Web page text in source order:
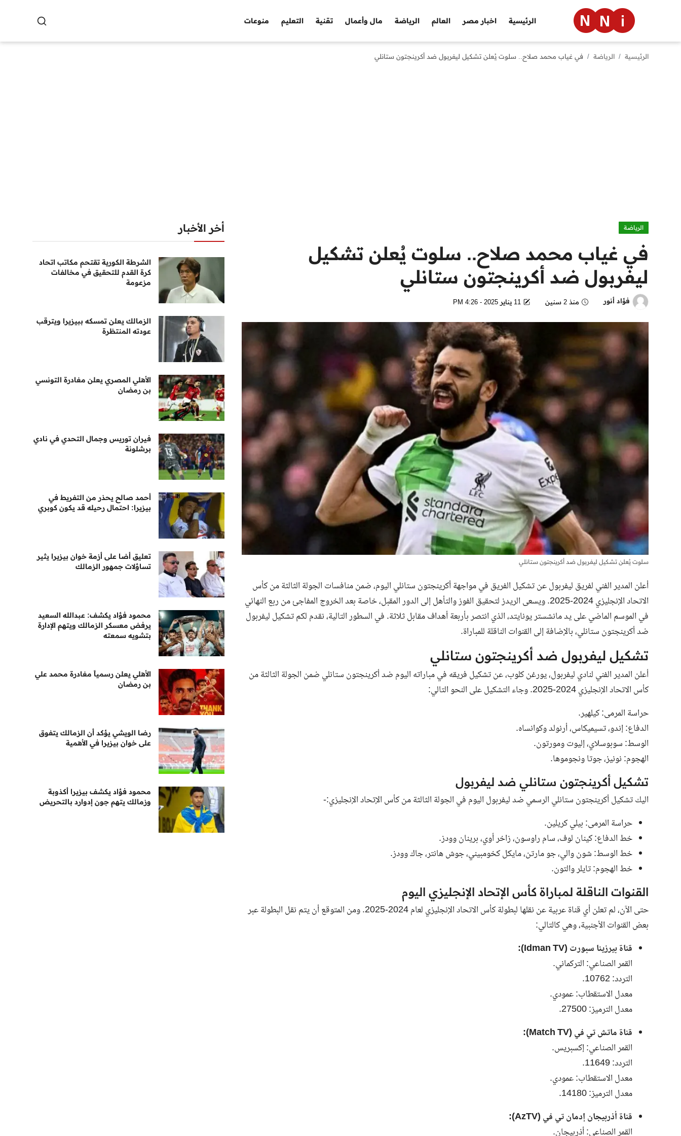
الرئيسية اخبار مصر العالم الرياضة مال وأعمال تقنية التعليم منوعات
منوعات
الرئيسية الرياضة في غياب محمد صلاح.. سلوت يُعلن تشكيل ليفربول ضد أكرينجتون ستانلي
الرياضة
في غياب محمد صلاح.. سلوت يُعلن تشكيل
ليفربول ضد أكرينجتون ستانلي
فؤاد أنور منذ 2 سنين 11 يناير 2025 - 4:26 PM
سلوت يُعلن تشكيل ليفربول ضد أكرينجتون ستانلي
أعلن المدير الفني لفريق ليفربول عن تشكيل الفريق في مواجهة أكرينجتون ستانلي اليوم، ضمن منافسات الجولة الثالثة من كأس
الاتحاد الإنجليزي 2024-2025. ويسعى الريدز لتحقيق الفوز والتأهل إلى الدور المقبل، خاصة بعد الخروج المفاجئ من ربع النهائي
في الموسم الماضي على يد مانشستر يونايتد، الذي انتصر بأربعة أهداف مقابل ثلاثة. في السطور التالية، نقدم لكم تشكيل ليفربول
ضد أكرينجتون ستانلي، بالإضافة إلى القنوات الناقلة للمباراة.
تشكيل ليفربول ضد أكرينجتون ستانلي
أعلن المدير الفني لنادي ليفربول، يورغن كلوب، عن تشكيل فريقه في مباراته اليوم ضد أكرينجتون ستانلي ضمن الجولة الثالثة من
كأس الاتحاد الإنجليزي 2024-2025. وجاء التشكيل على النحو التالي:
حراسة المرمى: كيلهير.
الدفاع: إندو، تسيميكاس، أرنولد وكوانساه.
الوسط: سوبوسلاي، إليوت ومورتون.
الهجوم: نونيز، جوتا ونجوموها.
تشكيل أكرينجتون ستانلي ضد ليفربول
اليك تشكيل أكرينجتون ستانلي الرسمي ضد ليفربول اليوم في الجولة الثالثة من كأس الإتحاد الإنجليزي:-
حراسة المرمى: بيلي كريلين.
خط الدفاع: كينان لوف، سام راوسون، زاخر أوي، برينان وودز.
خط الوسط: شون والي، جو مارتن، مايكل كخومبيني، جوش هانتر، جاك وودز.
خط الهجوم: تايلر والتون.
القنوات الناقلة لمباراة كأس الإتحاد الإنجليزي اليوم
حتى الآن، لم تعلن أي قناة عربية عن نقلها لبطولة كأس الاتحاد الإنجليزي لعام 2024-2025. ومن المتوقع أن يتم نقل البطولة عبر
بعض القنوات الأجنبية، وهي كالتالي:
قناة بيرزينا سبورت (Idman TV):
القمر الصناعي: التركماني.
التردد: 10762.
معدل الاستقطاب: عمودي.
معدل الترميز: 27500.
قناة ماتش تي في (Match TV):
القمر الصناعي: إكسبريس.
التردد: 11649.
معدل الاستقطاب: عمودي.
معدل الترميز: 14180.
قناة أذربيجان إدمان تي في (AzTV):
القمر الصناعي: أذربيجان.
أخر الأخبار
الشرطة الكورية تقتحم مكاتب اتحاد
كرة القدم للتحقيق في مخالفات
مزعومة
الزمالك يعلن تمسكه ببيزيرا ويترقب
عودته المنتظرة
الأهلي المصري يعلن مغادرة التونسي
بن رمضان
فيران توريس وجمال التحدي في نادي
برشلونة
أحمد صالح يحذر من التفريط في
بيزيرا: احتمال رحيله قد يكون كوبري
تعليق أضا على أزمة خوان بيزيرا يثير
تساؤلات جمهور الزمالك
محمود فؤاد يكشف: عبدالله السعيد
يرفض معسكر الزمالك ويتهم الإدارة
بتشويه سمعته
الأهلي يعلن رسمياً مغادرة محمد علي
بن رمضان
رضا الويشي يؤكد أن الزمالك يتفوق
على خوان بيزيرا في الأهمية
محمود فؤاد يكشف بيزيرا أكذوبة
وزمالك يتهم جون إدوارد بالتحريض